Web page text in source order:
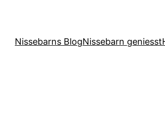
Nissebarns BlogNissebarn geniesst